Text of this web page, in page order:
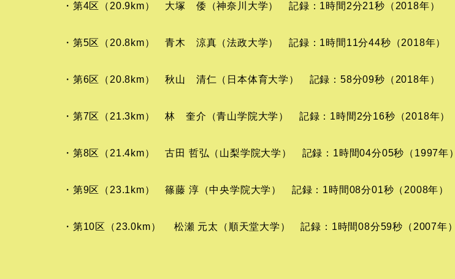
・第4区（20.9km） 大塚 倭（神奈川大学） 記録：1時間2分21秒（2018年）
・第5区（20.8km） 青木 涼真（法政大学） 記録：1時間11分44秒（2018年）
・第6区（20.8km） 秋山 清仁（日本体育大学） 記録：58分09秒（2018年）
・第7区（21.3km） 林 奎介（青山学院大学） 記録：1時間2分16秒（2018年）
・第8区（21.4km） 古田 哲弘（山梨学院大学） 記録：1時間04分05秒（1997年）
・第9区（23.1km） 篠藤 淳（中央学院大学） 記録：1時間08分01秒（2008年）
・第10区（23.0km） 松瀬 元太（順天堂大学） 記録：1時間08分59秒（2007年）